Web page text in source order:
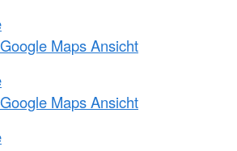
Maps Ansicht
Maps Ansicht